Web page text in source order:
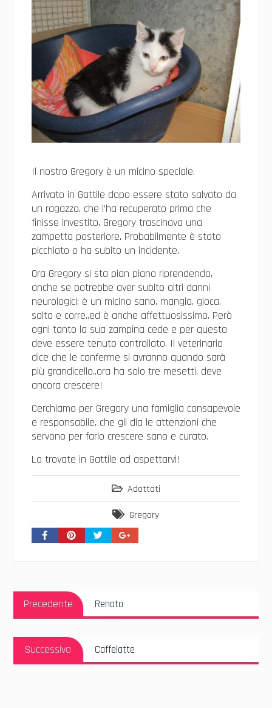
Il nostro Gregory è un micino speciale.
Arrivato in Gattile dopo essere stato salvato da
un ragazzo, che l’ha recuperato prima che
finisse investito, Gregory trascinava una
zampetta posteriore. Probabilmente è stato
picchiato o ha subito un incidente.
Ora Gregory si sta pian piano riprendendo,
anche se potrebbe aver subito altri danni
neurologici: è un micino sano, mangia, gioca,
salta e corre..ed è anche affettuosissimo. Però
ogni tanto la sua zampina cede e per questo
deve essere tenuto controllato. Il veterinario
dice che le conferme si avranno quando sarà
più grandicello..ora ha solo tre mesetti, deve
ancora crescere!
Cerchiamo per Gregory una famiglia consapevole
e responsabile, che gli dia le attenzioni che
servono per farlo crescere sano e curato.
Lo trovate in Gattile ad aspettarvi!
Adottati
Gregory
Navigazione
articoli
Precedente
Precedente:
Renato
Successivo
Articolo
Successivo:
Caffelatte